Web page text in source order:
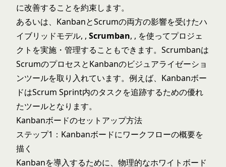
に改善することを約束します。
あるいは、KanbanとScrumの両方の影響を受けたハ
イブリッドモデル, , Scrumban, , を使ってプロジェ
クトを実施・管理することもできます。Scrumbanは
ScrumのプロセスとKanbanのビジュアライゼーショ
ンツールを取り入れています。例えば、Kanbanボー
ドはScrum Sprint内のタスクを追跡するための優れ
たツールとなります。
Kanbanボードのセットアップ方法
ステップ1：Kanbanボードにワークフローの概要を
描く
Kanbanを導入するために、物理的なホワイトボード